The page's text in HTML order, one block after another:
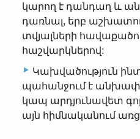
կարող է դանդաղ և
դառնալ, երբ
տվյալների
հաշվարկներով:
Կախվածություն
պահանջում է
կապ արդյունավետ
այն հիմնականում